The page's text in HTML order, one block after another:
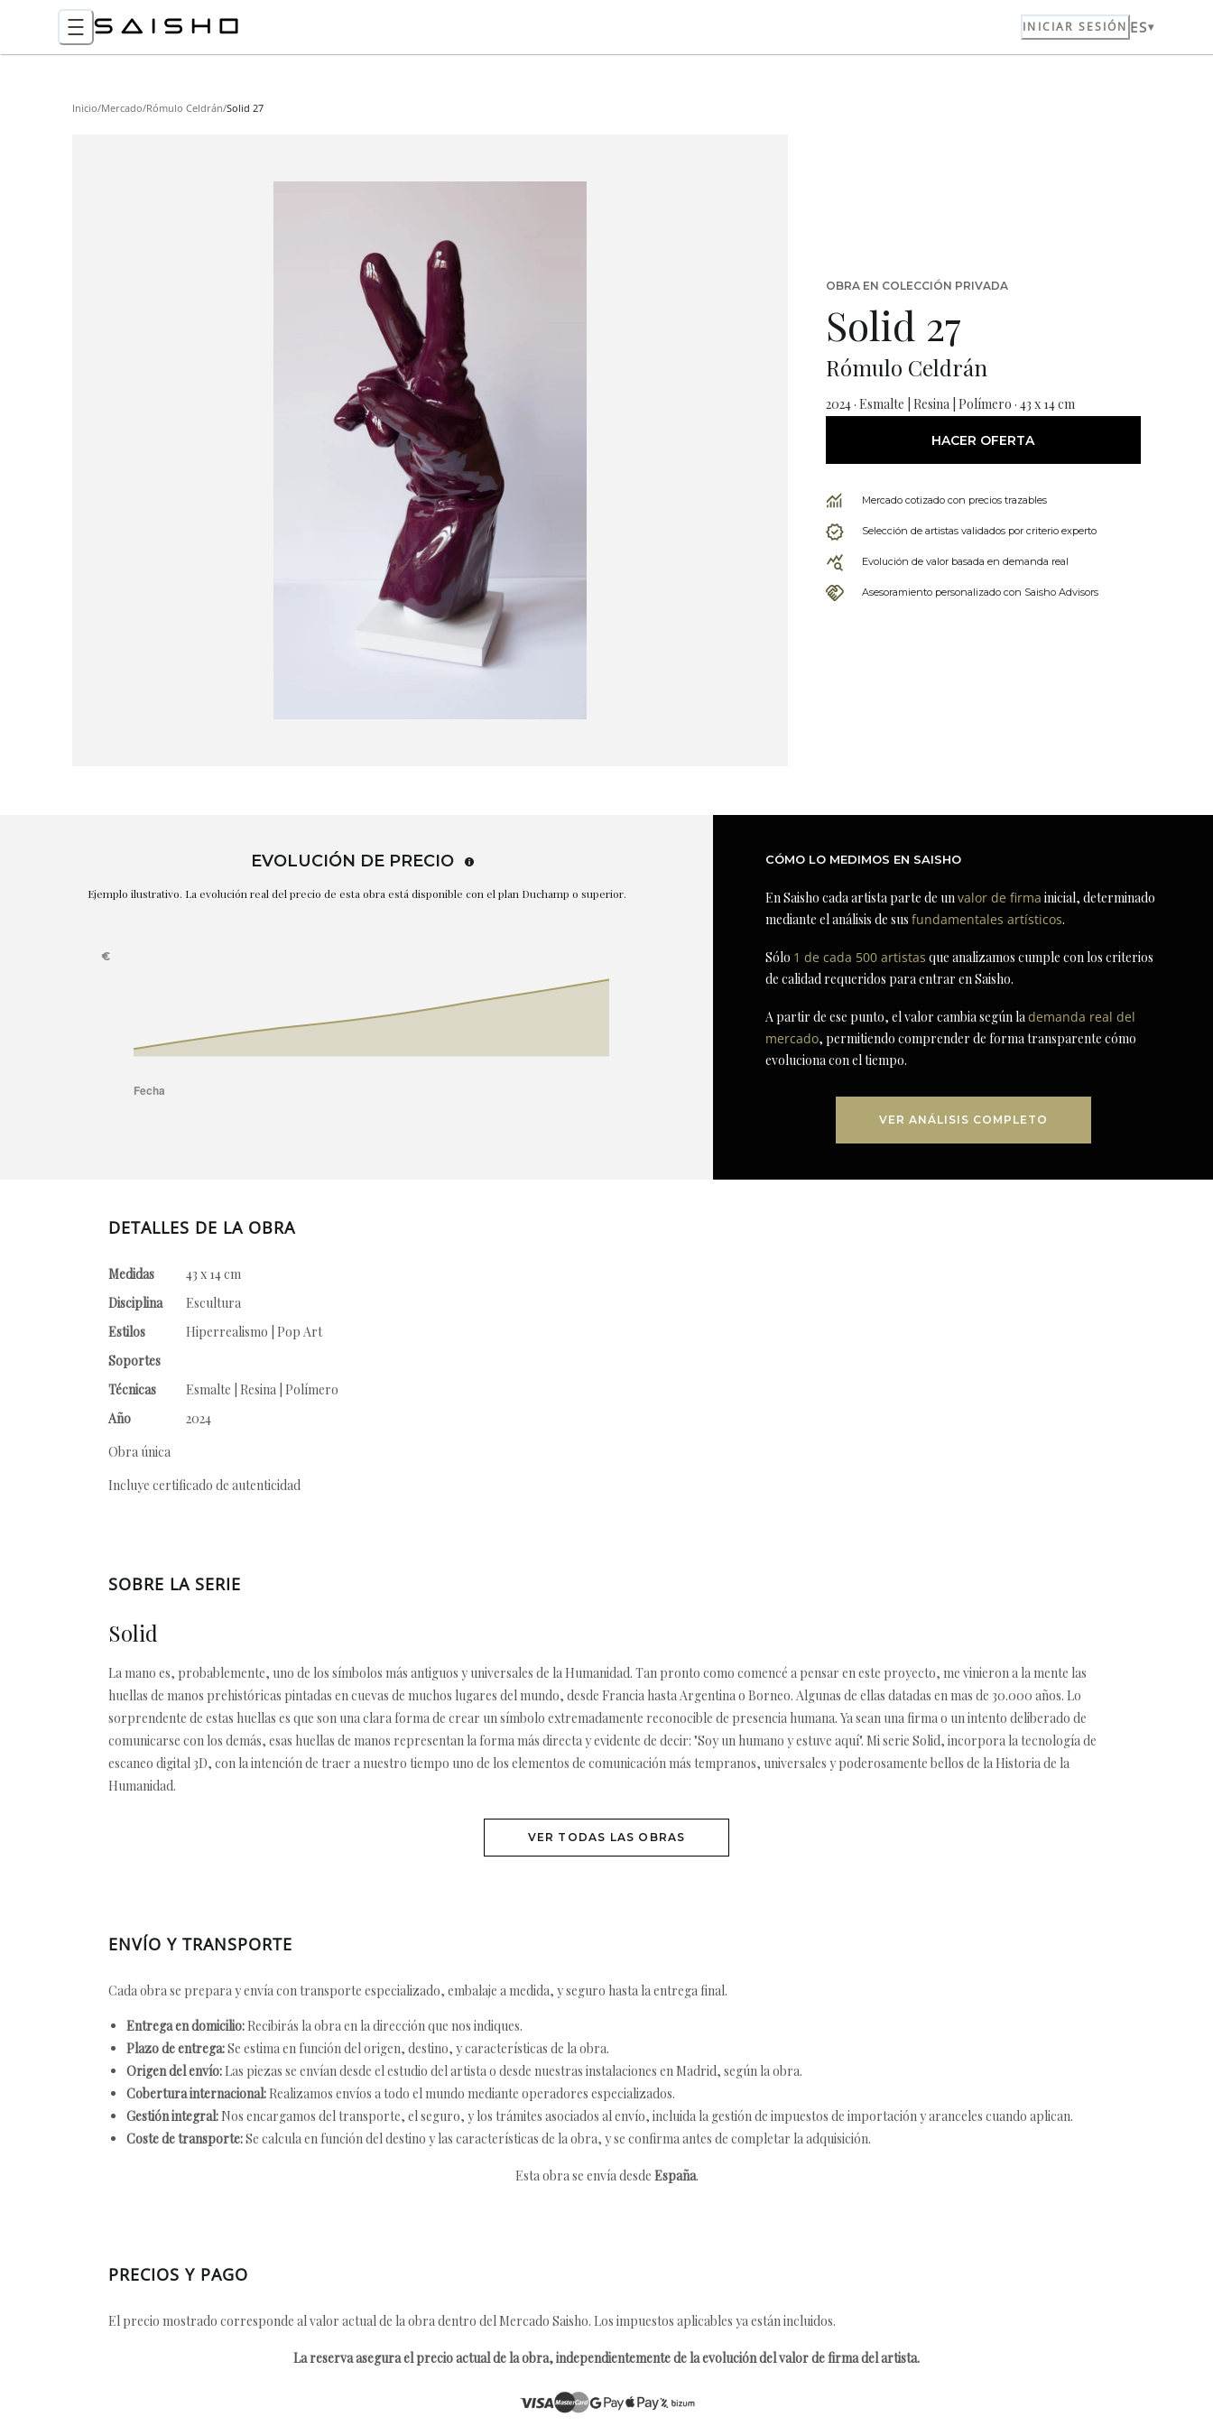
INICIAR SESIÓN ES
Inicio/Mercado/Rómulo Celdrán/Solid 27
OBRA EN COLECCIÓN PRIVADA
Solid 27
Rómulo Celdrán
2024 · Esmalte | Resina | Polímero · 43 x 14 cm
HACER OFERTA
Mercado cotizado con precios trazables
Selección de artistas validados por criterio experto
Evolución de valor basada en demanda real
Asesoramiento personalizado con Saisho Advisors
EVOLUCIÓN DE PRECIO
Ejemplo ilustrativo. La evolución real del precio de esta obra está disponible con el plan Duchamp o superior.
CÓMO LO MEDIMOS EN SAISHO
En Saisho cada artista parte de unvalor de firma inicial, determinado
mediante el análisis de susfundamentales artísticos.
Sólo 1 de cada 500 artistas que analizamos cumple con los criterios
de calidad requeridos para entrar en Saisho.
A partir de ese punto, el valor cambia según lademanda real del
mercado, permitiendo comprender de forma transparente cómo
evoluciona con el tiempo.
VER ANÁLISIS COMPLETO
DETALLES DE LA OBRA
Medidas
43 x 14 cm
Disciplina
Escultura
Estilos
Hiperrealismo | Pop Art
Soportes
Técnicas
Esmalte | Resina | Polímero
Año
2024
Obra única
Incluye certificado de autenticidad
SOBRE LA SERIE
Solid
La mano es, probablemente, uno de los símbolos más antiguos y universales de la Humanidad. Tan pronto como comencé a pensar en este proyecto, me vinieron a la mente las
huellas de manos prehistóricas pintadas en cuevas de muchos lugares del mundo, desde Francia hasta Argentina o Borneo. Algunas de ellas datadas en mas de 30.000 años. Lo
sorprendente de estas huellas es que son una clara forma de crear un símbolo extremadamente reconocible de presencia humana. Ya sean una firma o un intento deliberado de
comunicarse con los demás, esas huellas de manos representan la forma más directa y evidente de decir: "Soy un humano y estuve aquí". Mi serie Solid, incorpora la tecnología de
escaneo digital 3D, con la intención de traer a nuestro tiempo uno de los elementos de comunicación más tempranos, universales y poderosamente bellos de la Historia de la
Humanidad.
VER TODAS LAS OBRAS
ENVÍO Y TRANSPORTE
Cada obra se prepara y envía con transporte especializado, embalaje a medida, y seguro hasta la entrega final.
Entrega en domicilio: Recibirás la obra en la dirección que nos indiques.
Plazo de entrega:Se estima en función del origen, destino, y características de la obra.
Origen del envío: Las piezas se envían desde el estudio del artista o desde nuestras instalaciones en Madrid, según la obra.
Cobertura internacional: Realizamos envíos a todo el mundo mediante operadores especializados.
Gestión integral: Nos encargamos del transporte, el seguro, y los trámites asociados al envío, incluida la gestión de impuestos de importación y aranceles cuando aplican.
Coste de transporte:Se calcula en función del destino y las características de la obra, y se confirma antes de completar la adquisición.
Esta obra se envía desde España.
PRECIOS Y PAGO
El precio mostrado corresponde al valor actual de la obra dentro del Mercado Saisho. Los impuestos aplicables ya están incluidos.
La reserva asegura el precio actual de la obra, independientemente de la evolución del valor de firma del artista.